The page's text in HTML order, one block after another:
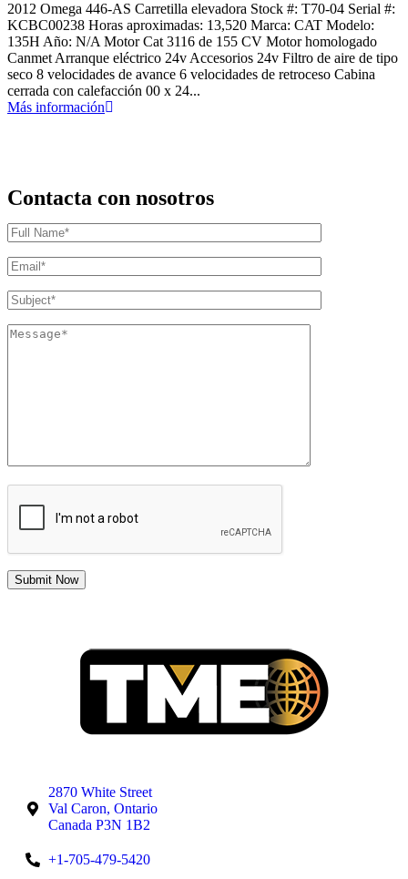
2012 Omega 446-AS Carretilla elevadora Stock #: T70-04 Serial #:
KCBC00238 Horas aproximadas: 13,520 Marca: CAT Modelo:
135H Año: N/A Motor Cat 3116 de 155 CV Motor homologado
Canmet Arranque eléctrico 24v Accesorios 24v Filtro de aire de tipo
seco 8 velocidades de avance 6 velocidades de retroceso Cabina
cerrada con calefacción 00 x 24...
Más información
Contacta con nosotros
2870 White Street
Val Caron, Ontario
Canada P3N 1B2
+1-705-479-5420